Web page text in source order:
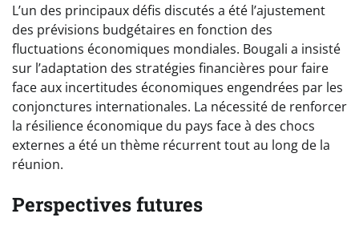
L’un des principaux défis discutés a été l’ajustement
des prévisions budgétaires en fonction des
fluctuations économiques mondiales. Bougali a insisté
sur l’adaptation des stratégies financières pour faire
face aux incertitudes économiques engendrées par les
conjonctures internationales. La nécessité de renforcer
la résilience économique du pays face à des chocs
externes a été un thème récurrent tout au long de la
réunion.
Perspectives futures